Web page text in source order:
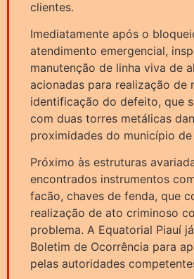
clientes.
Imediatamente após o
atendimento emergencial,
manutenção de linha viva de
acionadas para realização de
identificação do defeito, que
com duas torres metálicas
proximidades do município de
Próximo às estruturas
encontrados instrumentos
facão, chaves de fenda, que
realização de ato criminoso
problema. A Equatorial Piauí
Boletim de Ocorrência para
pelas autoridades